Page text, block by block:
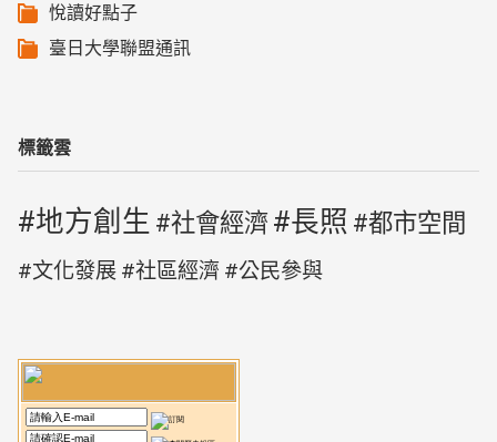
悅讀好點子
臺日大學聯盟通訊
標籤雲
地方創生 社會經濟 長照 都市空間
文化發展 社區經濟 公民參與